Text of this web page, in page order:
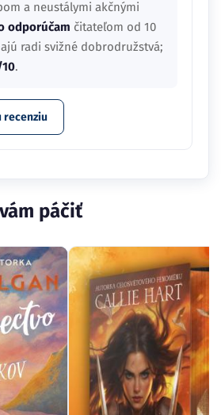
a neustálymi akčnými
odporúčam čitateľom od 10
radi svižné dobrodružstvá;
.
recenziu
páčiť